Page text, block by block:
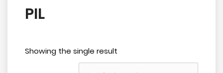
PIL
Showing the single result